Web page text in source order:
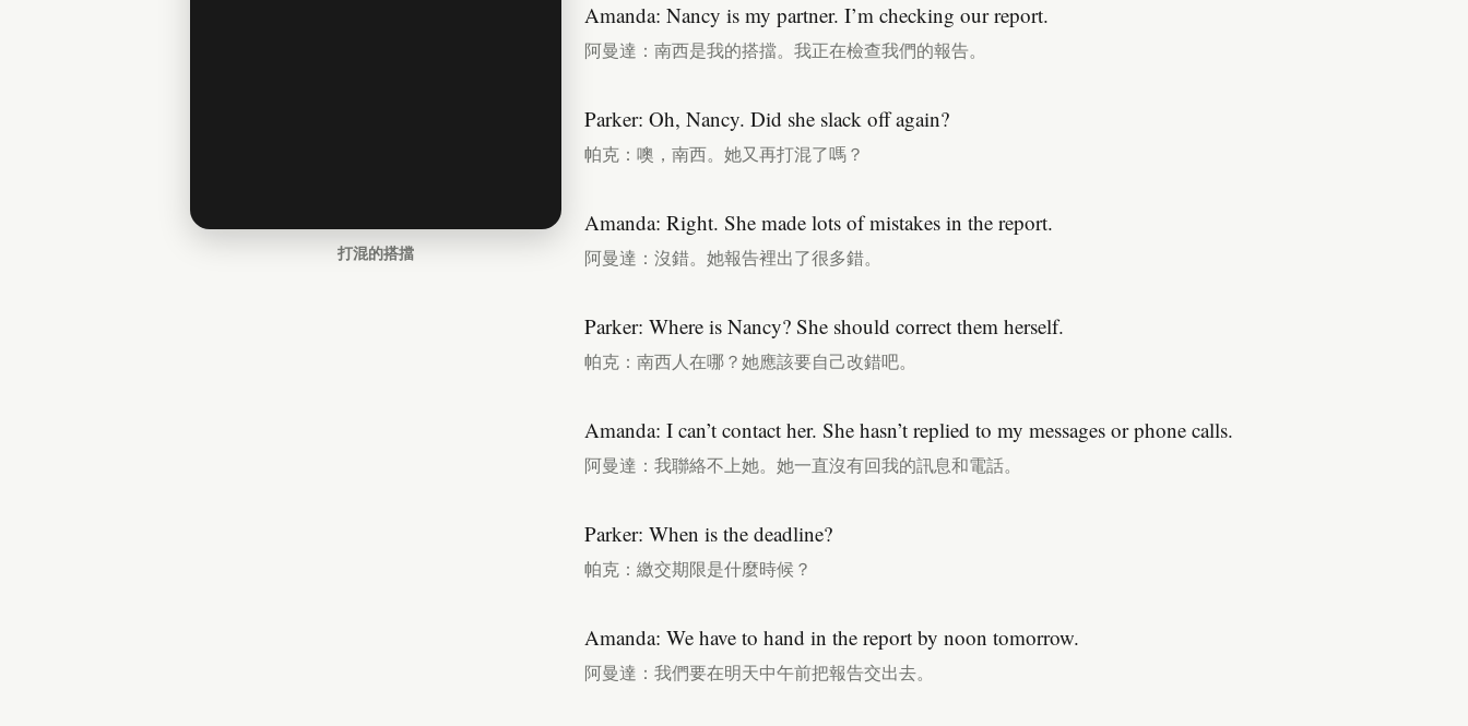
打混的搭擋
Amanda: Nancy is my partner. I’m checking our report.
阿曼達：南西是我的搭擋。我正在檢查我們的報告。
Parker: Oh, Nancy. Did she slack off again?
帕克：噢，南西。她又再打混了嗎？
Amanda: Right. She made lots of mistakes in the report.
阿曼達：沒錯。她報告裡出了很多錯。
Parker: Where is Nancy? She should correct them herself.
帕克：南西人在哪？她應該要自己改錯吧。
Amanda: I can’t contact her. She hasn’t replied to my messages or phone calls.
阿曼達：我聯絡不上她。她一直沒有回我的訊息和電話。
Parker: When is the deadline?
帕克：繳交期限是什麼時候？
Amanda: We have to hand in the report by noon tomorrow.
阿曼達：我們要在明天中午前把報告交出去。